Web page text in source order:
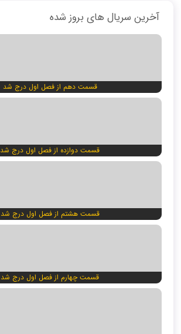
آخرین سریال های بروز شده
قسمت دهم از فصل اول درج شد
قسمت دوازده از فصل اول درج شد
قسمت هشتم از فصل اول درج شد
قسمت چهارم از فصل اول درج شد